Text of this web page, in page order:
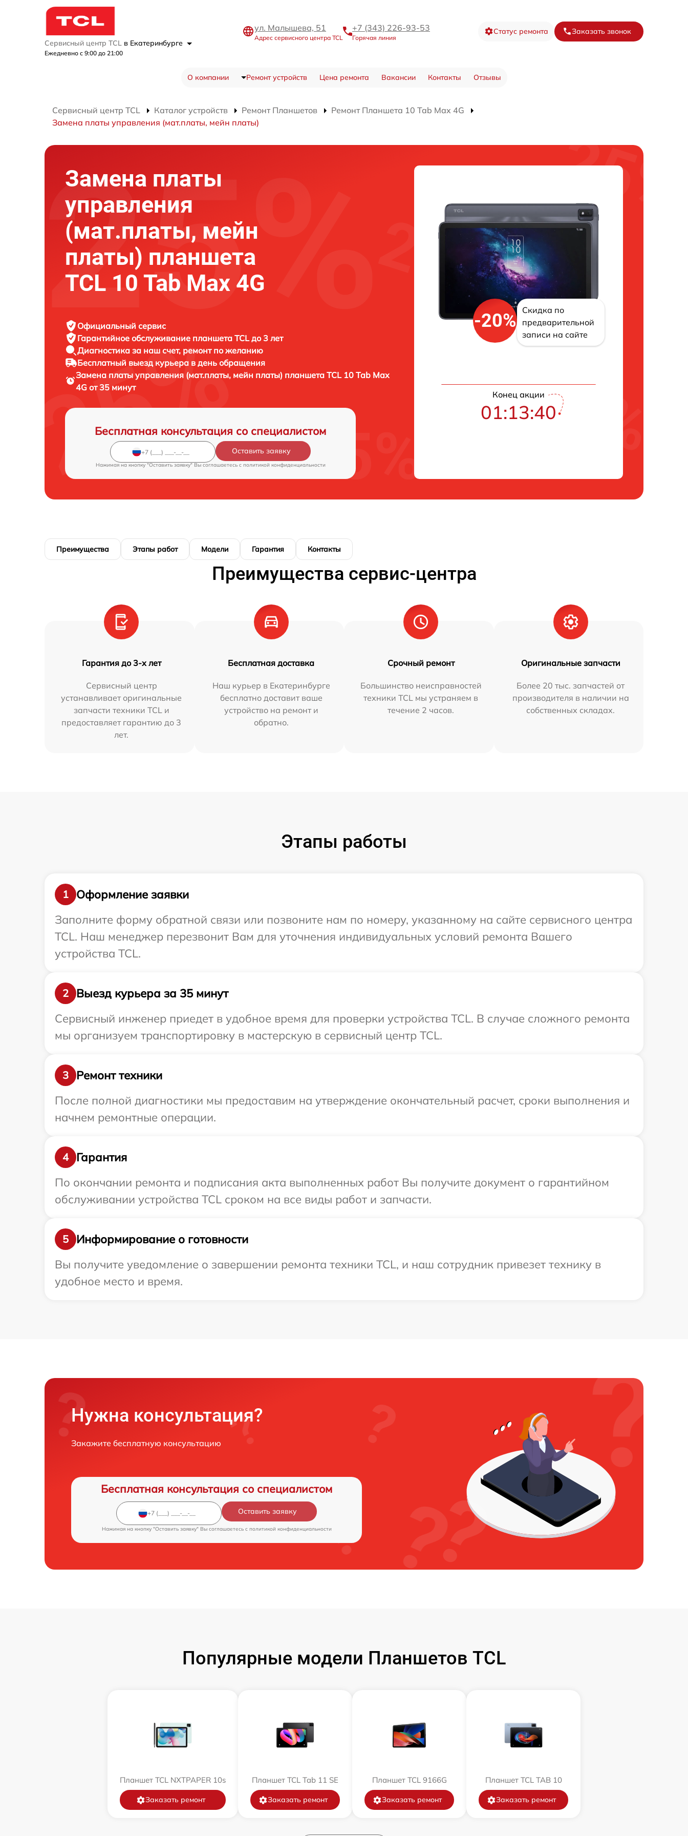
Сервисный центр TCL в Екатеринбурге
Ежедневно с 9:00 до 21:00
ул. Малышева, 51
Адрес сервисного центра TCL
+7 (343) 226-93-53
Горячая линия
Статус ремонта Заказать звонок
О компании Ремонт устройств Цена ремонта Вакансии Контакты Отзывы
Сервисный центр TCL Каталог устройств Ремонт Планшетов
Ремонт Планшета 10 Tab Max 4G
Замена платы управления (мат.платы, мейн платы)
Замена платы
управления
(мат.платы, мейн
платы) планшета
TCL 10 Tab Max 4G
Официальный сервис
Гарантийное обслуживание планшета TCL до 3 лет
Диагностика за наш счет, ремонт по желанию
Бесплатный выезд курьера в день обращения
Замена платы управления (мат.платы, мейн платы) планшета TCL 10 Tab Max
4G от 35 минут
Бесплатная консультация со специалистом
Оставить заявку
Нажимая на кнопку "Оставить заявку" Вы соглашаетесь c политикой конфиденциальности
-20%
Скидка по
предварительной
записи на сайте
Конец акции
01:13:39
Преимущества Этапы работ Модели Гарантия Контакты
Преимущества сервис-центра
Гарантия до 3-х лет
Сервисный центр
устанавливает оригинальные
запчасти техники TCL и
предоставляет гарантию до 3
лет.
Бесплатная доставка
Наш курьер в Екатеринбурге
бесплатно доставит ваше
устройство на ремонт и
обратно.
Срочный ремонт
Большинство неисправностей
техники TCL мы устраняем в
течение 2 часов.
Оригинальные запчасти
Более 20 тыс. запчастей от
производителя в наличии на
собственных складах.
Этапы работы
1
Оформление заявки
Заполните форму обратной связи или позвоните нам по номеру, указанному на сайте сервисного центра
TCL. Наш менеджер перезвонит Вам для уточнения индивидуальных условий ремонта Вашего
устройства TCL.
2
Выезд курьера за 35 минут
Сервисный инженер приедет в удобное время для проверки устройства TCL. В случае сложного ремонта
мы организуем транспортировку в мастерскую в сервисный центр TCL.
3
Ремонт техники
После полной диагностики мы предоставим на утверждение окончательный расчет, сроки выполнения и
начнем ремонтные операции.
4
Гарантия
По окончании ремонта и подписания акта выполненных работ Вы получите документ о гарантийном
обслуживании устройства TCL сроком на все виды работ и запчасти.
5
Информирование о готовности
Вы получите уведомление о завершении ремонта техники TCL, и наш сотрудник привезет технику в
удобное место и время.
Нужна консультация?
Закажите бесплатную консультацию
Бесплатная консультация со специалистом
Оставить заявку
Нажимая на кнопку "Оставить заявку" Вы соглашаетесь c политикой конфиденциальности
Популярные модели Планшетов TCL
Планшет TCL NXTPAPER 10s
Заказать ремонт
Планшет TCL Tab 11 SE
Заказать ремонт
Планшет TCL 9166G
Заказать ремонт
Планшет TCL TAB 10
Заказать ремонт